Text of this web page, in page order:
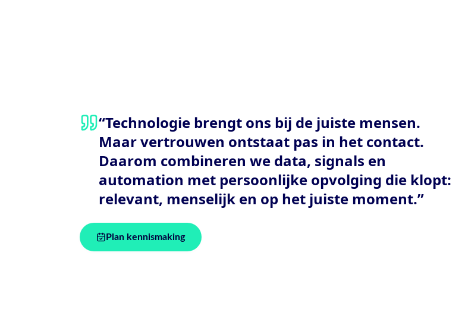
“Technologie brengt ons bij de juiste mensen.
Maar vertrouwen ontstaat pas in het contact.
Daarom combineren we data, signals en
automation met persoonlijke opvolging die klopt:
relevant, menselijk en op het juiste moment.”
Plan kennismaking